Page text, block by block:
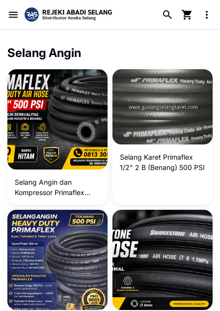
Selang Angin
Selang Angin dan
Kompressor Primaflex
Selang Karet Primaflex
1/2" 2 B (Benang) 500 PSI